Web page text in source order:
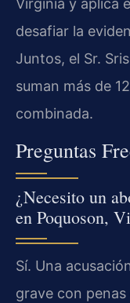
Virginia y aplica
desafiar la
Juntos, el Sr.
suman más de
combinada.
Preguntas
¿Necesito un
en Poquoson,
Sí. Una
grave con